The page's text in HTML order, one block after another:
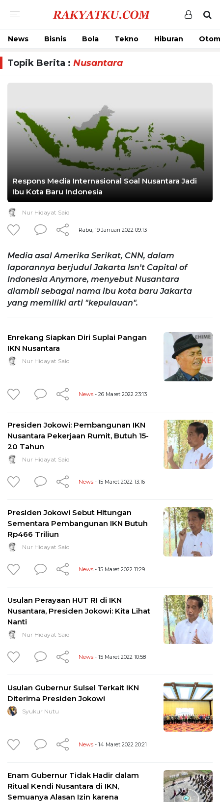
News Bisnis Bola Tekno Hiburan
Topik Berita : Nusantara
Respons Media Internasional Soal Nusantara Jadi
Ibu Kota Baru Indonesia
Nur Hidayat Said
Rabu, 19 Januari 2022 09:13
Media asal Amerika Serikat, CNN, dalam
laporannya berjudul Jakarta Isn't Capital of
Indonesia Anymore, menyebut Nusantara
diambil sebagai nama ibu kota baru Jakarta
yang memiliki arti "kepulauan".
Enrekang Siapkan Diri Suplai Pangan
IKN Nusantara
Nur Hidayat Said
News - 26 Maret 2022 23:13
Presiden Jokowi: Pembangunan IKN
Nusantara Pekerjaan Rumit, Butuh 15-
20 Tahun
Nur Hidayat Said
News - 15 Maret 2022 13:16
Presiden Jokowi Sebut Hitungan
Sementara Pembangunan IKN Butuh
Rp466 Triliun
Nur Hidayat Said
News - 15 Maret 2022 11:29
Usulan Perayaan HUT RI di IKN
Nusantara, Presiden Jokowi: Kita Lihat
Nanti
Nur Hidayat Said
News - 15 Maret 2022 10:58
Usulan Gubernur Sulsel Terkait IKN
Diterima Presiden Jokowi
Syukur Nutu
News - 14 Maret 2022 20:21
Enam Gubernur Tidak Hadir dalam
Ritual Kendi Nusantara di IKN,
Semuanya Alasan Izin karena